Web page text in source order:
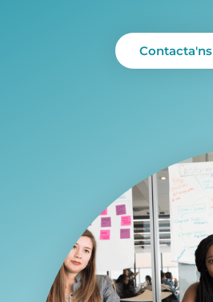
Contacta'ns